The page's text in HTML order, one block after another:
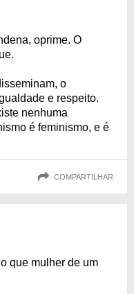
oprime. O
o
e respeito.
nenhuma
é feminismo, e é
COMPARTILHAR
que mulher de um